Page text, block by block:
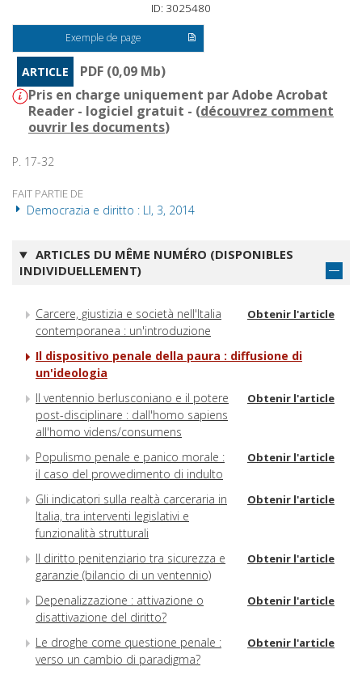
ID: 3025480
Exemple de page
ARTICLE
PDF (0,09 Mb)
Pris en charge uniquement par Adobe Acrobat
Reader - logiciel gratuit - (découvrez comment
ouvrir les documents)
P. 17-32
FAIT PARTIE DE
Democrazia e diritto : LI, 3, 2014
ARTICLES DU MÊME NUMÉRO (DISPONIBLES
INDIVIDUELLEMENT)
Carcere, giustizia e società nell'Italia
contemporanea : un'introduzione
Obtenir l'article
Il dispositivo penale della paura : diffusione di
un'ideologia
Il ventennio berlusconiano e il potere
post-disciplinare : dall'homo sapiens
all'homo videns/consumens
Obtenir l'article
Populismo penale e panico morale :
il caso del provvedimento di indulto
Obtenir l'article
Gli indicatori sulla realtà carceraria in
Italia, tra interventi legislativi e
funzionalità strutturali
Obtenir l'article
Il diritto penitenziario tra sicurezza e
garanzie (bilancio di un ventennio)
Obtenir l'article
Depenalizzazione : attivazione o
disattivazione del diritto?
Obtenir l'article
Le droghe come questione penale :
verso un cambio di paradigma?
Obtenir l'article